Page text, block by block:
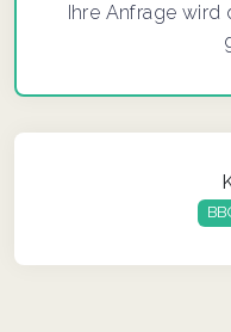
Ihre Anfrage wird